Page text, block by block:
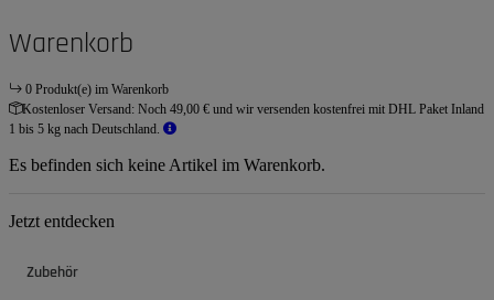
Warenkorb
0 Produkt(e) im Warenkorb
Kostenloser Versand: Noch 49,00 € und wir versenden kostenfrei mit DHL Paket Inland
1 bis 5 kg nach Deutschland.
Es befinden sich keine Artikel im Warenkorb.
Jetzt entdecken
Zubehör